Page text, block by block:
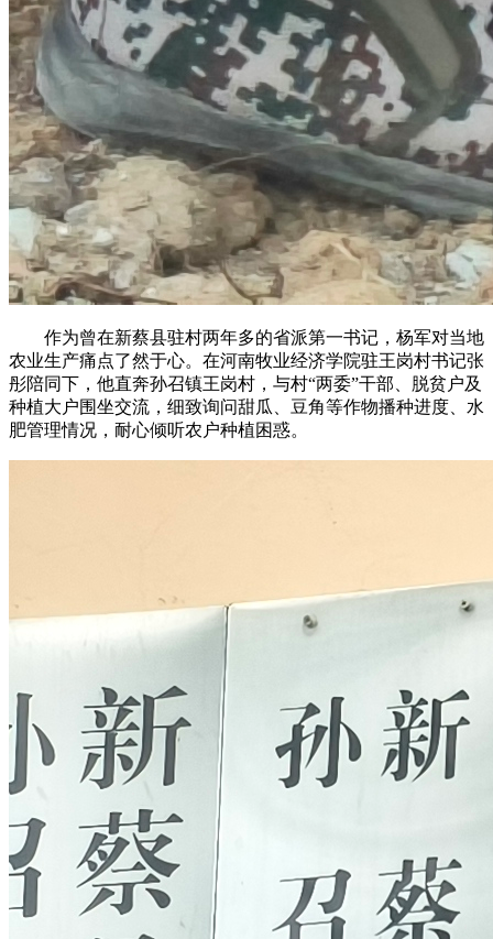
作为曾在新蔡县驻村两年多的省派第一书记，杨军对当地
农业生产痛点了然于心。在河南牧业经济学院驻王岗村书记张
彤陪同下，他直奔孙召镇王岗村，与村“两委”干部、脱贫户及
种植大户围坐交流，细致询问甜瓜、豆角等作物播种进度、水
肥管理情况，耐心倾听农户种植困惑。